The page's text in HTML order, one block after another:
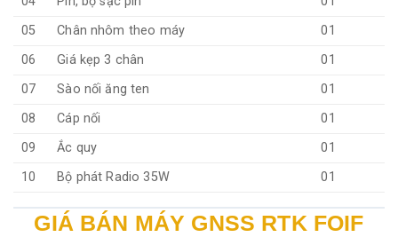
05
Chân nhôm theo máy
01
06
Giá kẹp 3 chân
01
07
Sào nối ăng ten
01
08
Cáp nối
01
09
Ắc quy
01
10
Bộ phát Radio 35W 01
GIÁ BÁN MÁY GNSS RTK FOIF